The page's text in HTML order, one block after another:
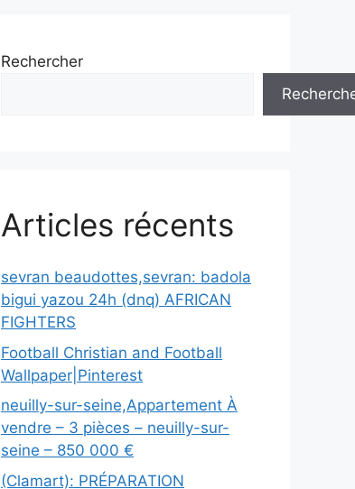
Rechercher
Articles récents
sevran beaudottes,sevran: badola
bigui yazou 24h (dnq) AFRICAN
FIGHTERS
Football Christian and Football
Wallpaper|Pinterest
neuilly-sur-seine,Appartement À
vendre – 3 pièces – neuilly-sur-
seine – 850 000 €
(Clamart): PRÉPARATION